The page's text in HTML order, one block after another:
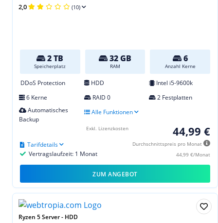
2,0 (10)
2 TB
Speicherplatz
32 GB
RAM
6
Anzahl Kerne
DDoS Protection HDD
Intel i5-9600k
6 Kerne
RAID 0
2 Festplatten
Automatisches
Backup
Alle Funktionen
44,99 €
Durchschnittspreis pro Monat
44,99 €/Monat
Vertragslaufzeit: 1 Monat
Tarifdetails
Exkl. Lizenzkosten
ZUM ANGEBOT
Ryzen 5 Server - HDD